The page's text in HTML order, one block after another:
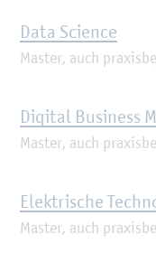
Data Sci­ence
Mas­ter, auch
Di­gi­tal Busi­ness
Mas­ter, auch
Elek­tri­sche
Mas­ter, auch